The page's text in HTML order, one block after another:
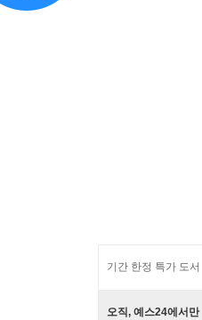
기간 한정 특가 도서
오직, 예스24에서만